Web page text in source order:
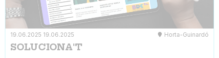
19.06.2025 19.06.2025 Horta-Guinardó
SOLUCIONA'T